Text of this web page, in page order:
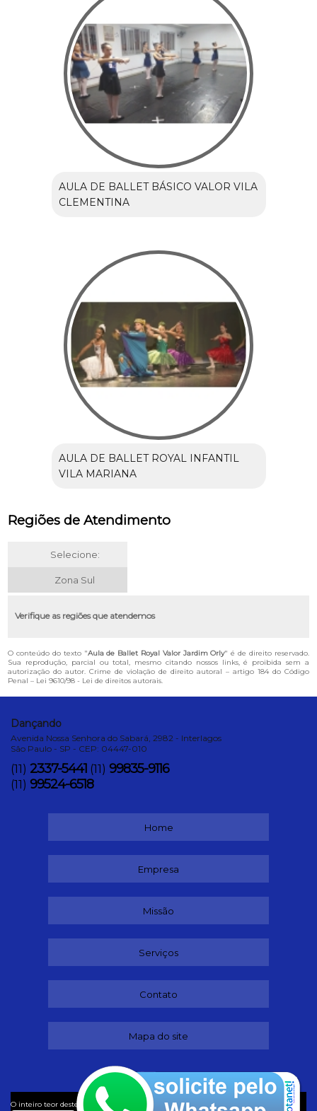
AULA DE BALLET BÁSICO VALOR VILA
CLEMENTINA
AULA DE BALLET ROYAL INFANTIL
VILA MARIANA
Regiões de Atendimento
Selecione:
Zona Sul
Verifique as regiões que atendemos
O conteúdo do texto "Aula de Ballet Royal Valor Jardim Orly" é de direito reservado.
Sua reprodução, parcial ou total, mesmo citando nossos links, é proibida sem a
autorização do autor. Crime de violação de direito autoral – artigo 184 do Código
Penal – Lei 9610/98 - Lei de direitos autorais.
Dançando
Avenida Nossa Senhora do Sabará, 2982 - Interlagos
São Paulo - SP - CEP: 04447-010
(11) 2337-5441 (11) 99835-9116
(11) 99524-6518
Home
Empresa
Missão
Serviços
Contato
Mapa do site
O inteiro teor deste site está sujeito à proteção de direitos autorais. Copyright